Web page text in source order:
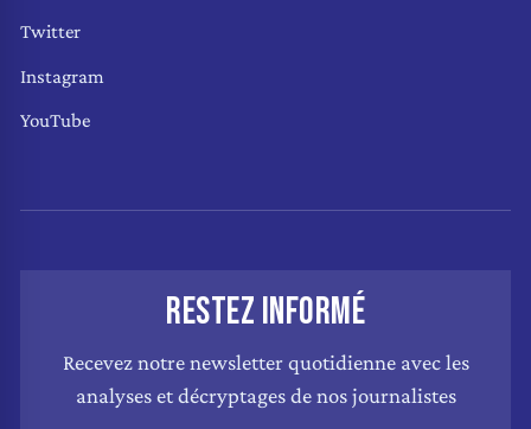
Twitter
Instagram
YouTube
RESTEZ INFORMÉ
Recevez notre newsletter quotidienne avec les
analyses et décryptages de nos journalistes